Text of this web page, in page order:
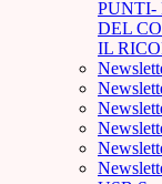
PUNTI-
DEL
IL